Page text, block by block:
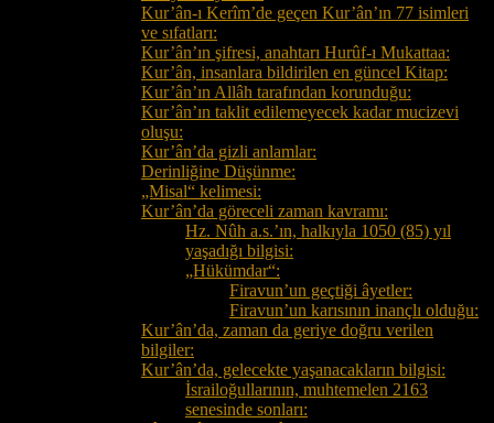
Kur’ân-ı Kerîm’de geçen Kur’ân’ın 77 isimleri
ve sıfatları:
Kur’ân’ın şifresi, anahtarı Hurûf-ı Mukattaa:
Kur’ân, insanlara bildirilen en güncel Kitap:
Kur’ân’ın Allâh tarafından korunduğu:
Kur’ân’ın taklit edilemeyecek kadar mucizevi
oluşu:
Kur’ân’da gizli anlamlar:
Derinliğine Düşünme:
„Misal“ kelimesi:
Kur’ân’da göreceli zaman kavramı:
Hz. Nûh a.s.’ın, halkıyla 1050 (85) yıl
yaşadığı bilgisi:
„Hükümdar“:
Firavun’un geçtiği âyetler:
Firavun’un karısının inançlı olduğu:
Kur’ân’da, zaman da geriye doğru verilen
bilgiler:
Kur’ân’da, gelecekte yaşanacakların bilgisi:
İsrailoğullarının, muhtemelen 2163
senesinde sonları: